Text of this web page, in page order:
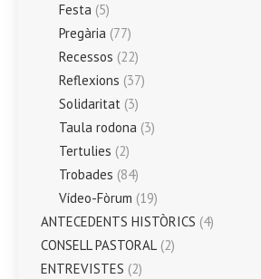
Festa (5)
Pregària (77)
Recessos (22)
Reflexions (37)
Solidaritat (3)
Taula rodona (3)
Tertulies (2)
Trobades (84)
Vídeo-Fòrum (19)
ANTECEDENTS HISTÒRICS (4)
CONSELL PASTORAL (2)
ENTREVISTES (2)